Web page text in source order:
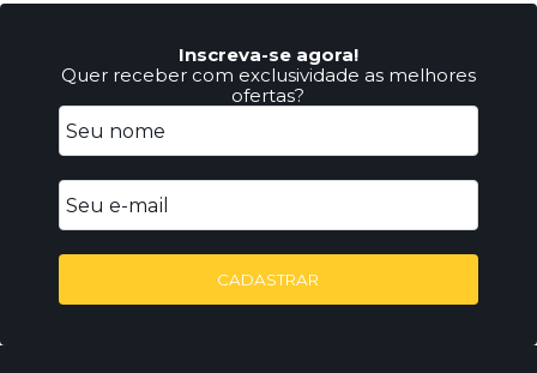
Inscreva-se agora!
Quer receber com exclusividade as melhores
ofertas?
CADASTRAR